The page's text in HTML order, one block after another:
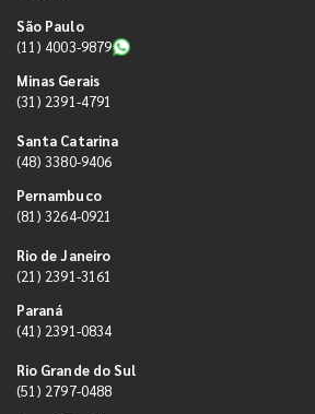
São Paulo
(11) 4003-9879
Minas Gerais
(31) 2391-4791
Santa Catarina
(48) 3380-9406
Pernambuco
(81) 3264-0921
Rio de Janeiro
(21) 2391-3161
Paraná
(41) 2391-0834
Rio Grande do Sul
(51) 2797-0488